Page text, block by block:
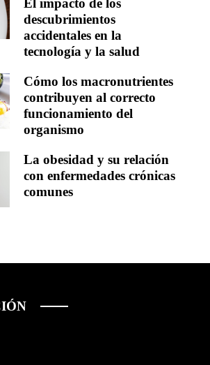
El impacto de los
descubrimientos
accidentales en la
tecnología y la salud
Cómo los macronutrientes
contribuyen al correcto
funcionamiento del
organismo
La obesidad y su relación
con enfermedades crónicas
comunes